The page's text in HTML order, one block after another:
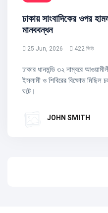
ঢাকায় সাংবাদিকের ওপর
মানববন্ধন
25 Jun, 2026 422 ভিউ
ঢাকার ধানমন্ডি ৩২ নাম্বরে
ইসলামী ও শিবিরের বিক্ষোভ মিছিল
ঘটে।
JOHN SMITH